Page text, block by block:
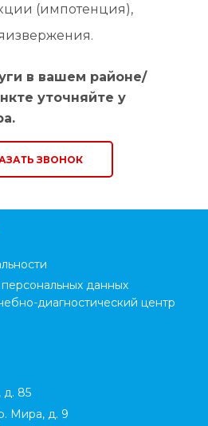
(импотенция),
в вашем районе/
уточняйте у
ЗВОНОК
данных
диагностический центр
д. 85
Мира, д. 9